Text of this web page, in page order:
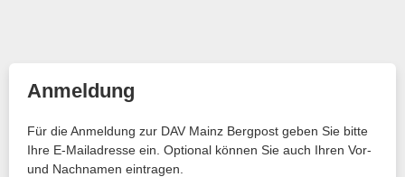
Anmeldung
Für die Anmeldung zur DAV Mainz Bergpost geben Sie bitte
Ihre E-Mailadresse ein. Optional können Sie auch Ihren Vor-
und Nachnamen eintragen.